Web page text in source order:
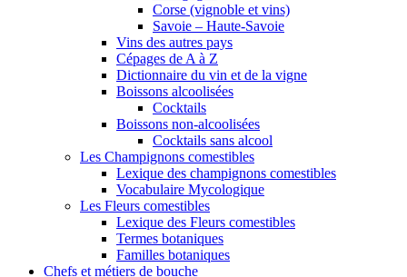
Corse (vignoble et vins)
Savoie – Haute-Savoie
Vins des autres pays
Cépages de A à Z
Dictionnaire du vin et de la vigne
Boissons alcoolisées
Cocktails
Boissons non-alcoolisées
Cocktails sans alcool
Les Champignons comestibles
Lexique des champignons comestibles
Vocabulaire Mycologique
Les Fleurs comestibles
Lexique des Fleurs comestibles
Termes botaniques
Familles botaniques
Chefs et métiers de bouche